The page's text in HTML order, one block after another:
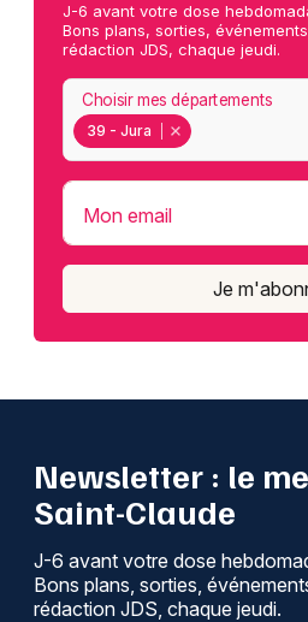
J-6 avant votre dose
Bons plans, sorties,
rédaction JDS, chaque jeudi.
39 - Jura
Choisir mes départements
Mon email
Je
Newsletter : le
Saint-Claude
J-6 avant votre dose
Bons plans, sorties,
rédaction JDS, chaque jeudi.